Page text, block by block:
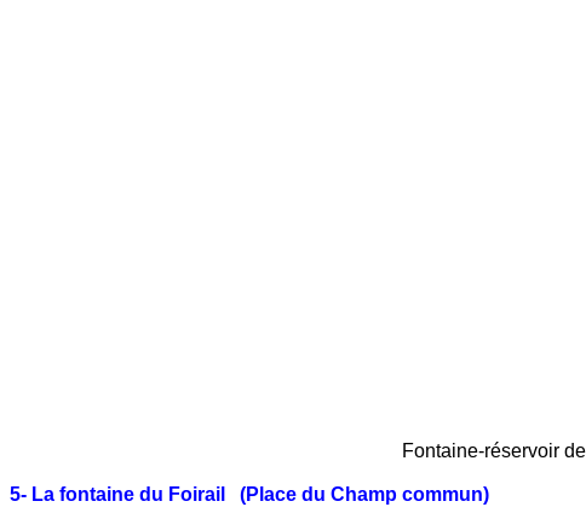
Fontaine-réservoir des
5- La fontaine du Foirail (Place du Champ commun)